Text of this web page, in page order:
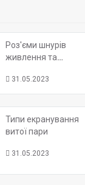
Роз'єми шнурів
живлення та
розеток
31.05.2023
Типи екранування
витої пари
31.05.2023